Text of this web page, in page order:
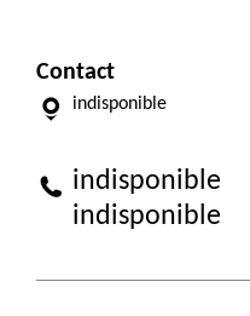
Contact
indisponible
indisponible
indisponible